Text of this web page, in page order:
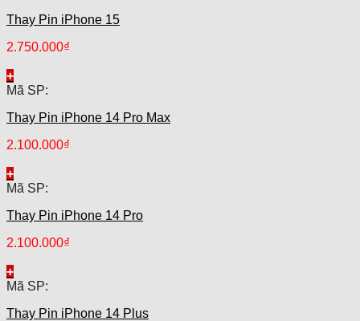
Thay Pin iPhone 15
2.750.000₫
+
Mã SP:
Thay Pin iPhone 14 Pro Max
2.100.000₫
+
Mã SP:
Thay Pin iPhone 14 Pro
2.100.000₫
+
Mã SP:
Thay Pin iPhone 14 Plus